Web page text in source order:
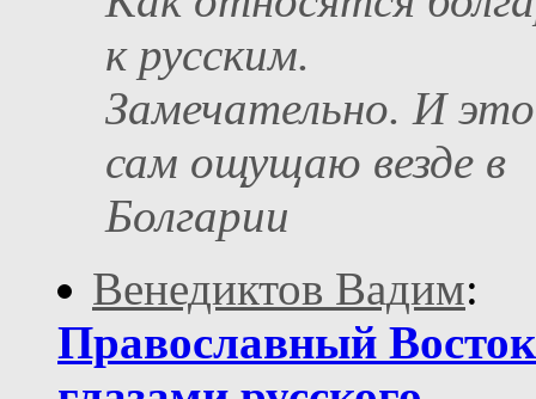
к русским.
Замечательно. И
сам ощущаю везде в
Болгарии
Венедиктов Вадим:
Православный Восток